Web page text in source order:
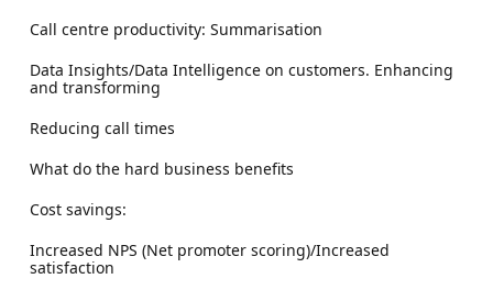
Call centre productivity: Summarisation
Data Insights/Data Intelligence on customers. Enhancing
and transforming
Reducing call times
What do the hard business benefits
Cost savings:
Increased NPS (Net promoter scoring)/Increased
satisfaction